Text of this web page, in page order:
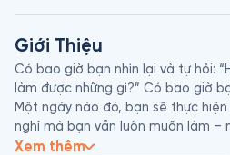
Giới Thiệu
Có bao giờ bạn nhìn lại và tự hỏi:
làm được những gì?” Có bao giờ
Một ngày nào đó, bạn sẽ thực
nghỉ mà bạn vẫn luôn muốn làm –
chẳng bao giờ xảy ra?
Xem thêm